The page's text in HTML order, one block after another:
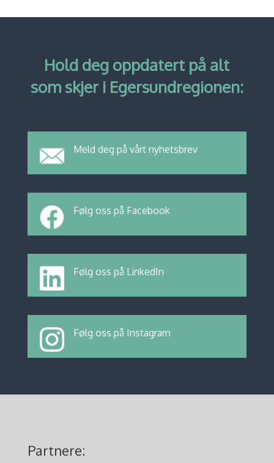
Hold deg oppdatert på alt
som skjer i Egersundregionen:
Meld deg på vårt nyhetsbrev
Følg oss på Facebook
Følg oss på LinkedIn
Følg oss på Instagram
Partnere: